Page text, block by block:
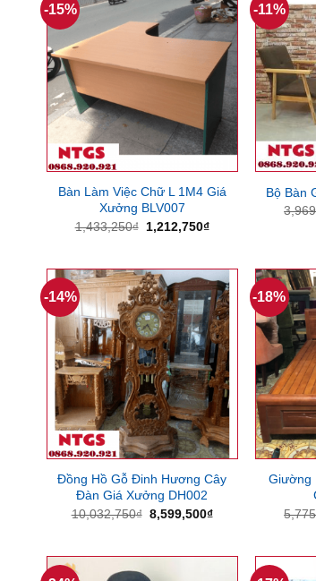
-15%
Bàn Làm Việc Chữ L 1M4 Giá
Xưởng BLV007
1,433,250₫ Giá
1,212,750₫Giá
1,212,750₫.
-11%
Bộ Bàn
-14%
Đồng Hồ Gỗ Đinh Hương Cây
Đàn Giá Xưởng DH002
10,032,750₫ Giá
8,599,500₫Giá
8,599,500₫.
-18%
Giường